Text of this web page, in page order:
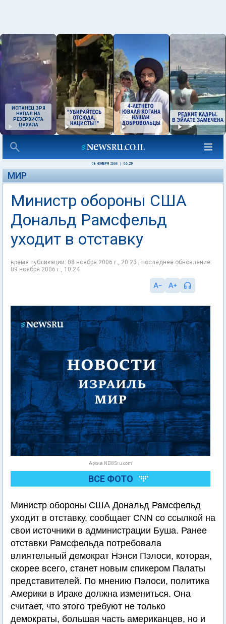
ИСПАНЕЦ ЗРЯ
НАПАЛ НА
РЕЗЕРВИСТА
ЦАХАЛА
08 НОЯБРЯ 2006 06:29
МИР
Министр обороны США
Дональд Рамсфельд
уходит в отставку
время публикации: 08 ноября 2006 г., 20:23 | последнее обновление:
09 ноября 2006 г., 10:24
Архив NEWSru.com
ВСЕ ФОТО
Министр обороны США Дональд Рамсфельд
уходит в отставку, сообщает CNN со ссылкой на
свои источники в администрации Буша. Ранее
отставки Рамсфельда потребовала
влиятельный демократ Нэнси Пэлоси, которая,
скорее всего, станет новым спикером Палаты
представителей. По мнению Пэлоси, политика
Америки в Ираке должна измениться. Она
считает, что этого требуют не только
демократы, большая часть американцев, но и